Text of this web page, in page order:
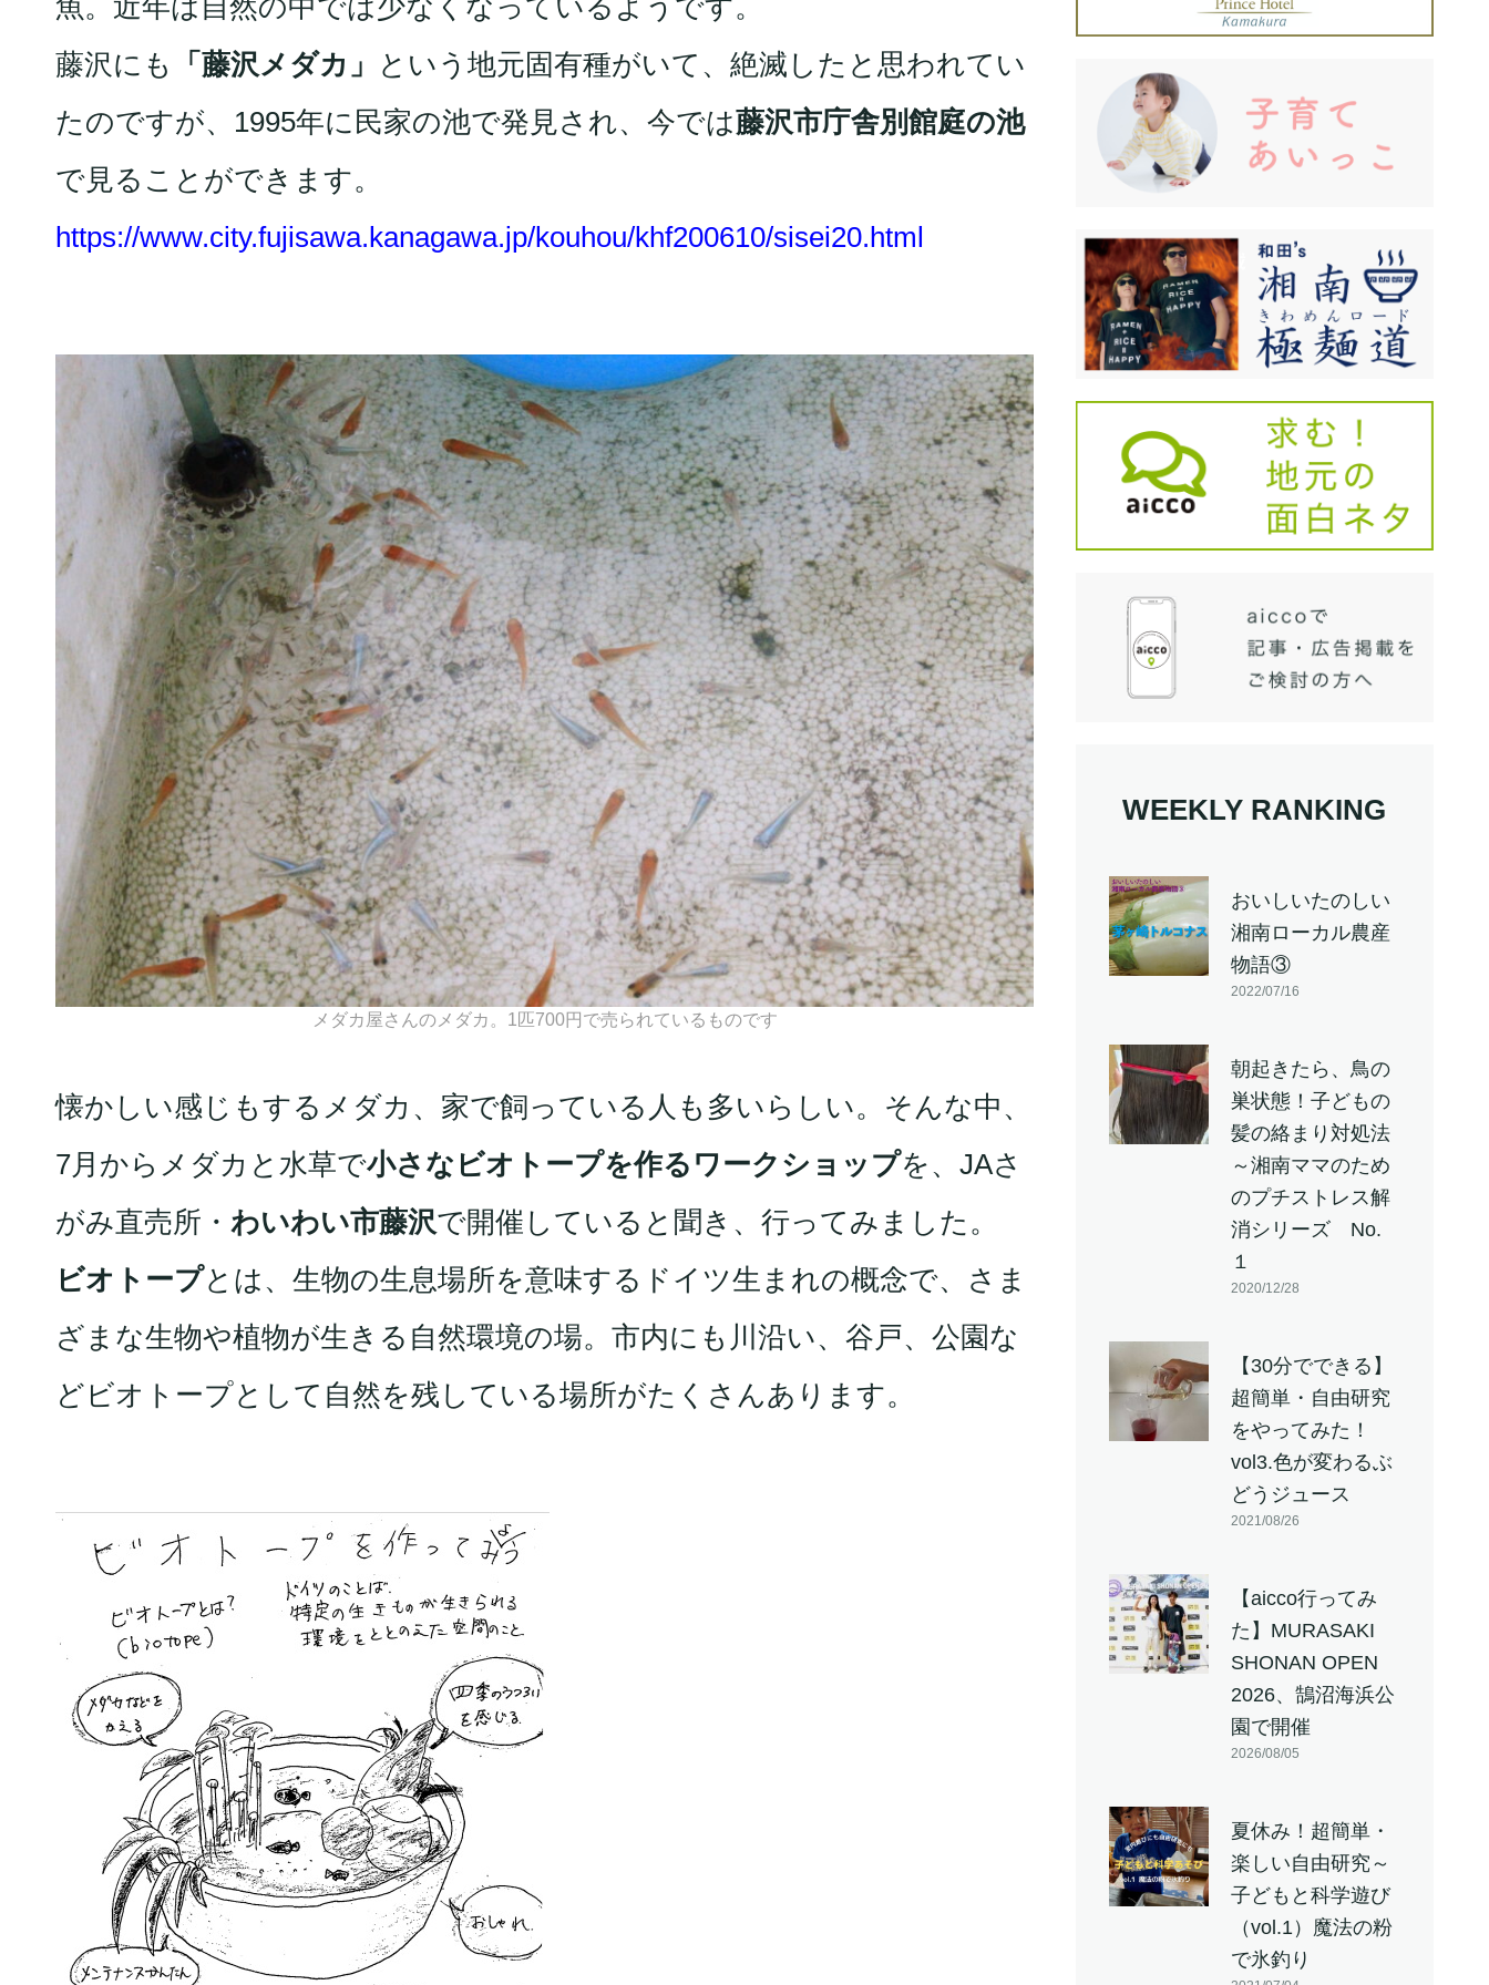
魚。近年は自然の中では少なくなっているようです。
藤沢にも
「藤沢メダカ」 という地元固有種がいて、絶滅したと思われてい
たのですが、1995年に民家の池で発見され、今では藤沢市庁舎別館庭の池
で見ることができます。
https://www.city.fujisawa.kanagawa.jp/kouhou/khf200610/sisei20.html
メダカ屋さんのメダカ。1匹700円で売られているものです
懐かしい感じもするメダカ、家で飼っている人も多いらしい。そんな中、
7月からメダカと水草で小さなビオトープを作るワークショップを、JAさ
がみ直売所・ わいわい市藤沢で開催していると聞き、行ってみました。
ビオトープとは、生物の生息場所を意味するドイツ生まれの概念で、さま
ざまな生物や植物が生きる自然環境の場。市内にも川沿い、谷戸、公園な
どビオトープとして自然を残している場所がたくさんあります。
WEEKLY RANKING
おいしいたのしい
湘南ローカル農産
物語③
2022/07/16
朝起きたら、鳥の
巣状態！子どもの
髪の絡まり対処法
～湘南ママのため
のプチストレス解
消シリーズ No.
１
2020/12/28
【30分でできる】
超簡単・自由研究
をやってみた！
vol3.色が変わるぶ
どうジュース
2021/08/26
【aicco行ってみ
た】MURASAKI
SHONAN OPEN
2026、鵠沼海浜公
園で開催
2026/08/05
夏休み！超簡単・
楽しい自由研究～
子どもと科学遊び
（vol.1）魔法の粉
で氷釣り